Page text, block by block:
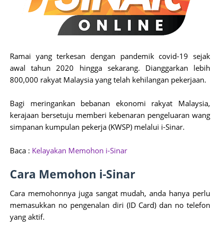
Ramai yang terkesan dengan pandemik covid-19 sejak
awal tahun 2020 hingga sekarang. Dianggarkan lebih
800,000 rakyat Malaysia yang telah kehilangan pekerjaan.
Bagi meringankan bebanan ekonomi rakyat Malaysia,
kerajaan bersetuju memberi kebenaran pengeluaran wang
simpanan kumpulan pekerja (KWSP) melalui i-Sinar.
Baca : Kelayakan Memohon i-Sinar
Cara Memohon i-Sinar
Cara memohonnya juga sangat mudah, anda hanya perlu
memasukkan no pengenalan diri (ID Card) dan no telefon
yang aktif.